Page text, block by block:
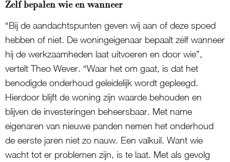
Zelf bepalen wie en wanneer
“Bij de aandachtspunten geven wij aan of deze spoed
hebben of niet. De woningeigenaar bepaalt zélf wanneer
hij de werkzaamheden laat uitvoeren en door wie”,
vertelt Theo Wever. “Waar het om gaat, is dat het
benodigde onderhoud geleidelijk wordt gepleegd.
Hierdoor blijft de woning zijn waarde behouden en
blijven de investeringen beheersbaar. Met name
eigenaren van nieuwe panden nemen het onderhoud
de eerste jaren niet zo nauw. Een valkuil. Want wie
wacht tot er problemen zijn, is te laat. Met als gevolg